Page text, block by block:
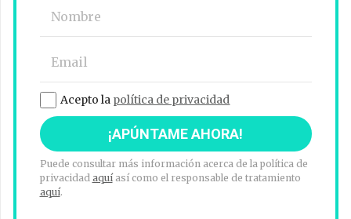
Acepto la política de privacidad
Puede consultar más información acerca de la política de
privacidad aquíasí como el responsable de tratamiento
aquí.